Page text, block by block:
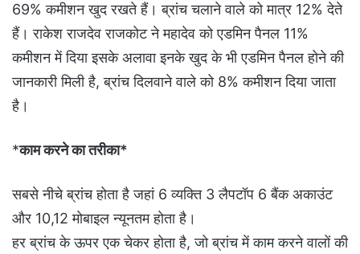
69% कमीशन खुद रखते हैं। ब्रांच चलाने वाले को मात्र 12% देते
हैं। राकेश राजदेव राजकोट ने महादेव को एडमिन पैनल 11%
कमीशन में दिया इसके अलावा इनके खुद के भी एडमिन पैनल होने की
जानकारी मिली है, ब्रांच दिलवाने वाले को 8% कमीशन दिया जाता
है।
*काम करने का तरीका*
सबसे नीचे ब्रांच होता है जहां 6 व्यक्ति 3 लैपटॉप 6 बैंक अकाउंट
और 10,12 मोबाइल न्यूनतम होता है।
हर ब्रांच के ऊपर एक चेकर होता है, जो ब्रांच में काम करने वालों की